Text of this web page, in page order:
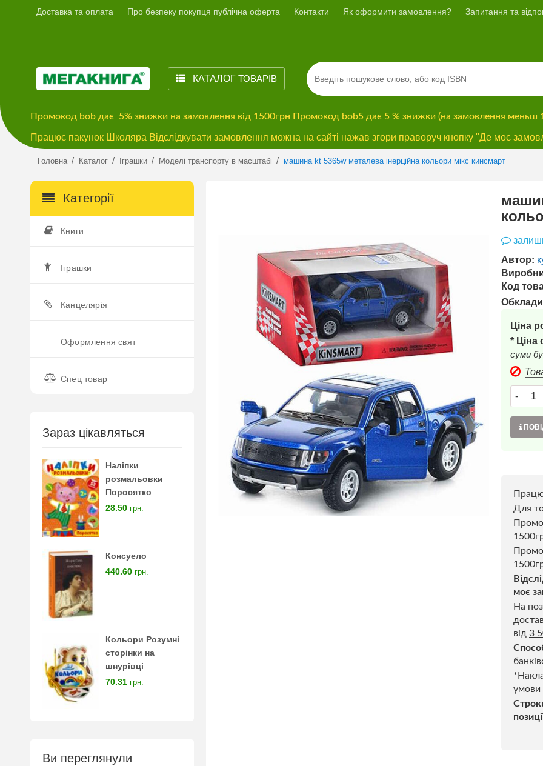
Доставка та оплата Про безпеку покупця публічна оферта Контакти Як оформити замовлення? Запитання та
КАТАЛОГТОВАРІВ
Промокод bob дає 5% знижки на замовлення від 1500грн Промокод bob5 дає 5 % знижки (на замовлення меньш
Працює пакунок Школяра Відслідкувати замовлення можна на сайті нажав згори праворуч кнопку "Де моє
Головна / Каталог / Іграшки / Моделі транспорту в масштабі / машина kt 5365w металева інерційна кольори мікс кинсмарт
Категорії
Книги
Іграшки
Канцелярія
Оформлення свят
Спец товар
Зараз цікавляться
Наліпки
розмальовки
Поросятко
28.50 грн.
Консуело
440.60 грн.
Кольори Розумні
сторінки на
шнурівці
70.31 грн.
Ви переглянули
Автор:
Код
Ціна
* Ціна
суми
-
Для
моє
На
від 3
позиці